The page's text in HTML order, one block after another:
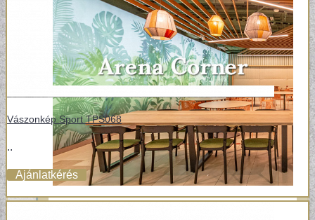
Vászonkép Sport TPS068
..
Ajánlatkérés